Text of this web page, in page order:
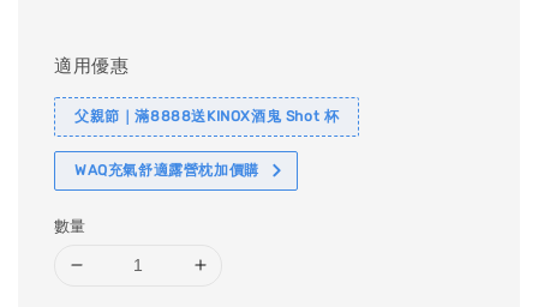
適用優惠
父親節｜滿8888送KINOX酒鬼 Shot 杯
WAQ充氣舒適露營枕加價購
數量